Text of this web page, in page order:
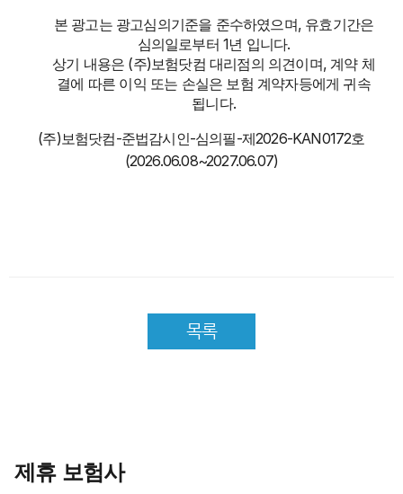
본 광고는 광고심의기준을 준수하였으며, 유효기간은
심의일로부터 1년 입니다.
상기 내용은 (주)보험닷컴 대리점의 의견이며, 계약 체
결에 따른 이익 또는 손실은 보험 계약자등에게 귀속
됩니다.
(주)보험닷컴-준법감시인-심의필-제2026-KAN0172호
(2026.06.08~2027.06.07)
목록
제휴 보험사